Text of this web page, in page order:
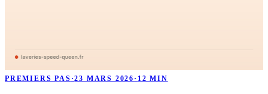
PREMIERS PAS ·23 MARS 2026 · 12 MIN